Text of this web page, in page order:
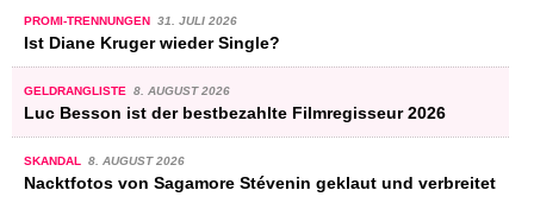
PROMI-TRENNUNGEN 31. JULI 2026
Ist Diane Kruger wieder Single?
GELDRANGLISTE 8. AUGUST 2026
Luc Besson ist der bestbezahlte Filmregisseur 2026
SKANDAL 8. AUGUST 2026
Nacktfotos von Sagamore Stévenin geklaut und verbreitet